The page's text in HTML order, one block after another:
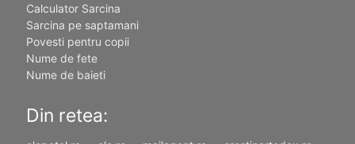
Calculator Sarcina
Sarcina pe saptamani
Povesti pentru copii
Nume de fete
Nume de baieti
Din retea: